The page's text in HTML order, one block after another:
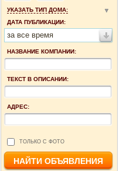
УКАЗАТЬ ТИП ДОМА:
ДАТА ПУБЛИКАЦИИ:
за все время
НАЗВАНИЕ КОМПАНИИ:
ТЕКСТ В ОПИСАНИИ:
АДРЕС:
ТОЛЬКО С ФОТО